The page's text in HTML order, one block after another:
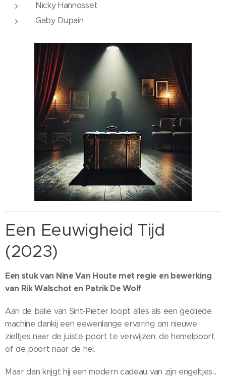
Nicky Hannosset
Gaby Dupain
Een Eeuwigheid Tijd
(2023)
Een stuk van Nine Van Houte met regie en bewerking
van Rik Walschot en Patrik De Wolf
Aan de balie van Sint-Pieter loopt alles als een geoliede
machine dankij een eewenlange ervaring om nieuwe
zieltjes naar de juiste poort te verwijzen: de hemelpoort
of de poort naar de hel.
Maar dan krijgt hij een modern cadeau van zijn engeltjes...